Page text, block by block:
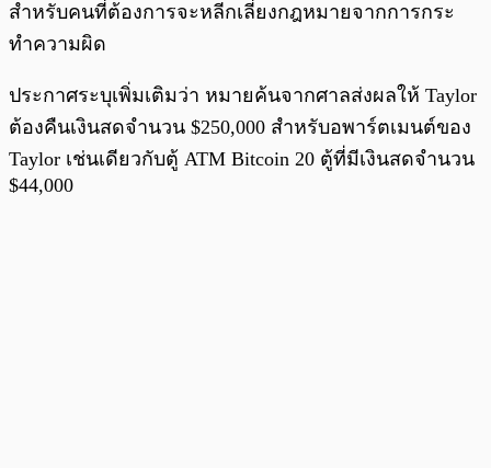
สำหรับคนที่ต้องการจะหลีกเลี่ยงกฎหมายจากการกระ
ทำความผิด
ประกาศระบุเพิ่มเติมว่า หมายค้นจากศาลส่งผลให้ Taylor
ต้องคืนเงินสดจำนวน $250,000 สำหรับอพาร์ตเมนต์ของ
Taylor เช่นเดียวกับตู้ ATM Bitcoin 20 ตู้ที่มีเงินสดจำนวน
$44,000